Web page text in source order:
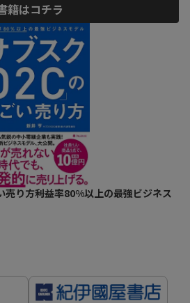
籍はコチラ
売り方――利益率80%以上の最強ビジネス